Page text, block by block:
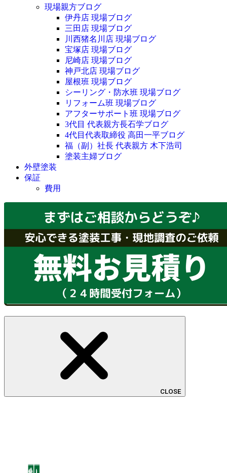
現場親方ブログ
伊丹店 現場ブログ
三田店 現場ブログ
川西猪名川店 現場ブログ
宝塚店 現場ブログ
尼崎店 現場ブログ
神戸北店 現場ブログ
屋根班 現場ブログ
シーリング・防水班 現場ブログ
リフォーム班 現場ブログ
アフターサポート班 現場ブログ
3代目 代表親方長石学ブログ
4代目代表取締役 高田一平ブログ
福（副）社長 代表親方 木下浩司
塗装主婦ブログ
外壁塗装
保証
費用
CLOSE